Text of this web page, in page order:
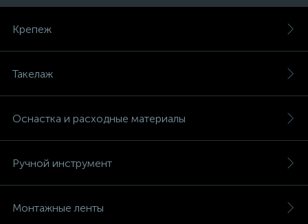
Крепеж
Такелаж
Оснастка и расходные материалы
Ручной инструмент
Монтажные ленты